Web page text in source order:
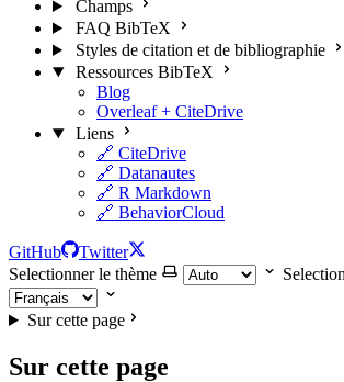
Champs
FAQ BibTeX
Styles de citation et de bibliographie
Ressources BibTeX
Blog
Overleaf + CiteDrive
Liens
🔗 CiteDrive
🔗 Datanautes
🔗 R Markdown
🔗 BehaviorCloud
GitHub
Twitter
Selectionner le thème
Sur cette page
Sur cette page